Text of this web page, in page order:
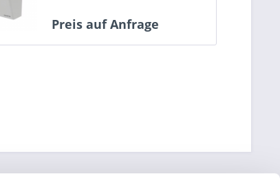
Preis auf Anfrage